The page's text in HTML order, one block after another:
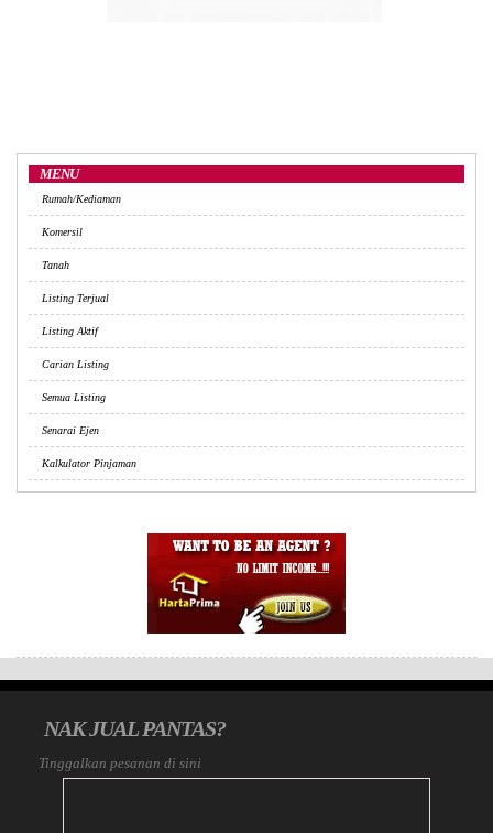
MENU
Rumah/Kediaman
Komersil
Tanah
Listing Terjual
Listing Aktif
Carian Listing
Semua Listing
Senarai Ejen
Kalkulator Pinjaman
NAK JUAL PANTAS?
Tinggalkan pesanan di sini